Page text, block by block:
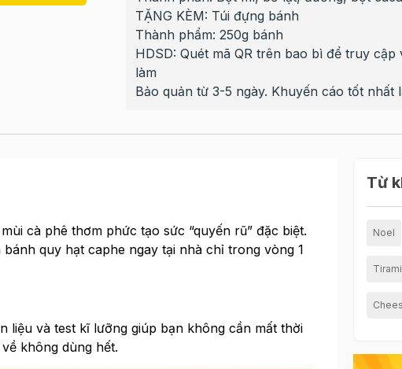
TẶNG KÈM: Túi đựng bánh
Thành phẩm: 250g bánh
HDSD: Quét mã QR trên bao bì để truy
làm
Bảo quản từ 3-5 ngày. Khuyến cáo tốt nhất
cà phê thơm phức tạo sức “quyến rũ” đặc biệt.
quy hạt caphe ngay tại nhà chỉ trong vòng 1
liệu và test kĩ lưỡng giúp bạn không cần mất thời
không dùng hết.
Từ
Noel